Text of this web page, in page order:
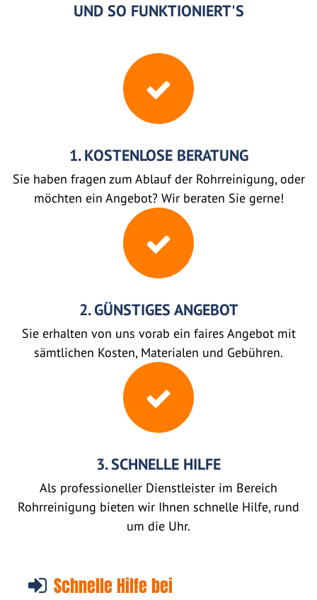
UND SO FUNKTIONIERT'S
1. KOSTENLOSE BERATUNG
Sie haben fragen zum Ablauf der Rohrreinigung, oder
möchten ein Angebot? Wir beraten Sie gerne!
2. GÜNSTIGES ANGEBOT
Sie erhalten von uns vorab ein faires Angebot mit
sämtlichen Kosten, Materialen und Gebühren.
3. SCHNELLE HILFE
Als professioneller Dienstleister im Bereich
Rohrreinigung bieten wir Ihnen schnelle Hilfe, rund
um die Uhr.
Schnelle Hilfe bei